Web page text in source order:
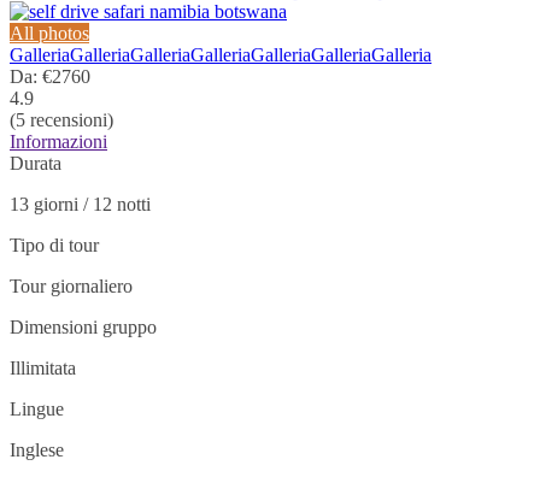
All photos
GalleriaGalleriaGalleriaGalleriaGalleriaGalleriaGalleria
Da: €2760
4.9
(5 recensioni)
Informazioni
Durata
13 giorni / 12 notti
Tipo di tour
Tour giornaliero
Dimensioni gruppo
Illimitata
Lingue
Inglese